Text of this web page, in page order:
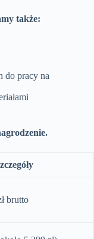
także:
do pracy na
brutto